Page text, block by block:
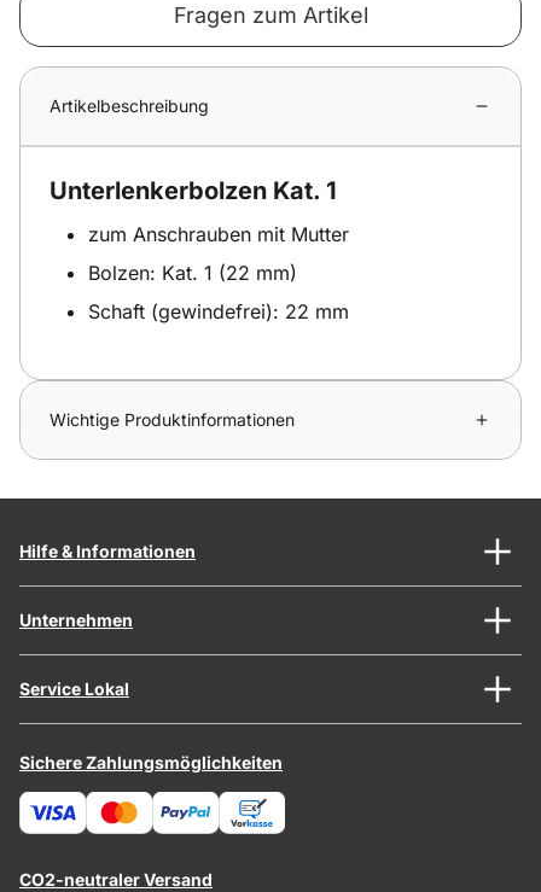
Fragen zum Artikel
Artikelbeschreibung
Unterlenkerbolzen Kat. 1
zum Anschrauben mit Mutter
Bolzen: Kat. 1 (22 mm)
Schaft (gewindefrei): 22 mm
Wichtige Produktinformationen
Hilfe & Informationen
Unternehmen
Service Lokal
Sichere Zahlungsmöglichkeiten
CO2-neutraler Versand